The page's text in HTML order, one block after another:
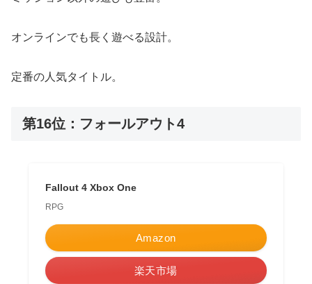
オンラインでも長く遊べる設計。
定番の人気タイトル。
第16位：フォールアウト4
Fallout 4 Xbox One
RPG
Amazon
楽天市場